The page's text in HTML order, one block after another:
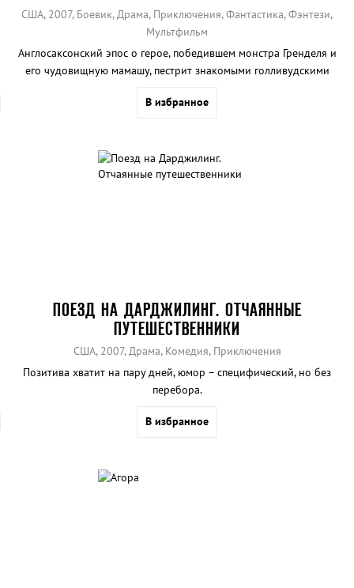
США, 2007, Боевик, Драма, Приключения, Фантастика, Фэнтези,
Мультфильм
Англосаксонский эпос о герое, победившем монстра Гренделя и
его чудовищную мамашу, пестрит знакомыми голливудскими
В избранное
ПОЕЗД НА ДАРДЖИЛИНГ. ОТЧАЯННЫЕ
ПУТЕШЕСТВЕННИКИ
США, 2007, Драма, Комедия, Приключения
Позитива хватит на пару дней, юмор – специфический, но без
перебора.
В избранное